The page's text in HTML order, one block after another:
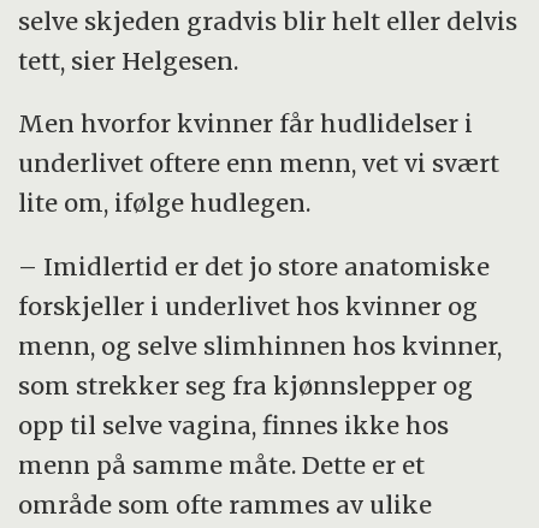
selve skjeden gradvis blir helt eller delvis
tett, sier Helgesen.
Men hvorfor kvinner får hudlidelser i
underlivet oftere enn menn, vet vi svært
lite om, ifølge hudlegen.
– Imidlertid er det jo store anatomiske
forskjeller i underlivet hos kvinner og
menn, og selve slimhinnen hos kvinner,
som strekker seg fra kjønnslepper og
opp til selve vagina, finnes ikke hos
menn på samme måte. Dette er et
område som ofte rammes av ulike